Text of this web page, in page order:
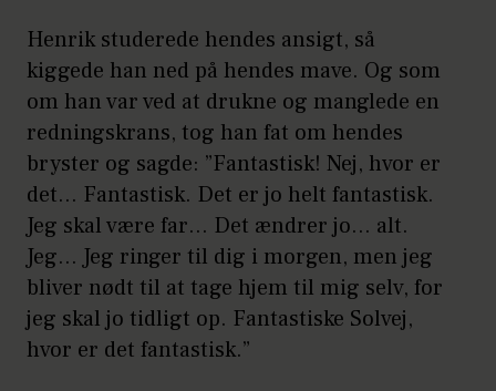
Henrik studerede hendes ansigt, så
kiggede han ned på hendes mave. Og som
om han var ved at drukne og manglede en
redningskrans, tog han fat om hendes
bryster og sagde: ”Fantastisk! Nej, hvor er
det… Fantastisk. Det er jo helt fantastisk.
Jeg skal være far… Det ændrer jo… alt.
Jeg… Jeg ringer til dig i morgen, men jeg
bliver nødt til at tage hjem til mig selv, for
jeg skal jo tidligt op. Fantastiske Solvej,
hvor er det fantastisk.”